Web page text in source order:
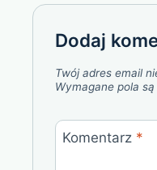
Dodaj
Twój adres email
Wymagane pola
Komentarz *